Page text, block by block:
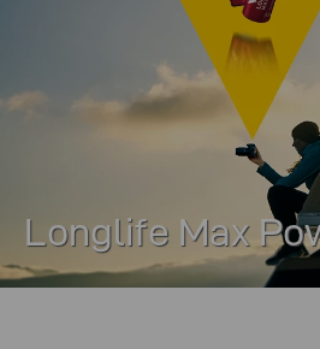
Longlife Max